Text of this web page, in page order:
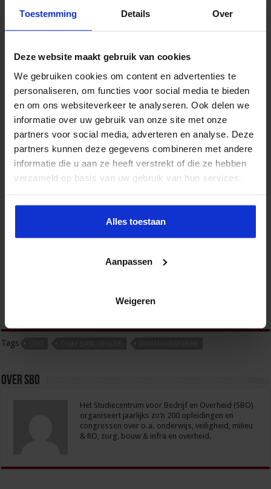
Toestemming Details Over
Deze website maakt gebruik van cookies
We gebruiken cookies om content en advertenties te
personaliseren, om functies voor social media te bieden
en om ons websiteverkeer te analyseren. Ook delen we
informatie over uw gebruik van onze site met onze
partners voor social media, adverteren en analyse. Deze
partners kunnen deze gegevens combineren met andere
informatie die u aan ze heeft verstrekt of die ze hebben
verzameld op basis van uw gebruik van hun services.
Alles toestaan
Aanpassen
Weigeren
Projectmanager AI
AI: Juridische en Ethische aspecten
Tags
Over sbo
Het Studiecentrum voor Bedrijf en Overheid (SBO)
organiseert jaarlijks zo’n 200 opleidingen en
congressen over o.a. onderwijs, veiligheid, milieu
& RO, zorg, bouw & infra en overheid.